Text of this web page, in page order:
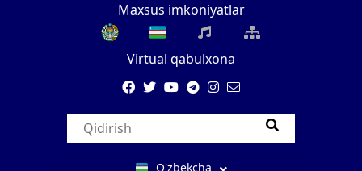
Maxsus imkoniyatlar
Virtual qabulxona
O'zbekcha